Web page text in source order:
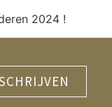
2024 !